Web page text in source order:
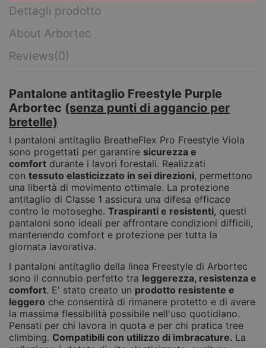
Dettagli prodotto
About Arbortec
Reviews(0)
Pantalone antitaglio Freestyle Purple
Arbortec (senza punti di aggancio per
bretelle)
I pantaloni antitaglio BreatheFlex Pro Freestyle Viola
sono progettati per garantire sicurezza e
comfort durante i lavori forestali. Realizzati
con tessuto elasticizzato in sei direzioni, permettono
una libertà di movimento ottimale. La protezione
antitaglio di Classe 1 assicura una difesa efficace
contro le motoseghe. Traspiranti e resistenti, questi
pantaloni sono ideali per affrontare condizioni difficili,
mantenendo comfort e protezione per tutta la
giornata lavorativa.
I pantaloni antitaglio della linea Freestyle di Arbortec
sono il connubio perfetto tra leggerezza, resistenza e
comfort. E' stato creato un prodotto resistente e
leggero che consentirà di rimanere protetto e di avere
la massima flessibilità possibile nell'uso quotidiano.
Pensati per chi lavora in quota e per chi pratica tree
climbing. Compatibili con utilizzo di imbracature. La